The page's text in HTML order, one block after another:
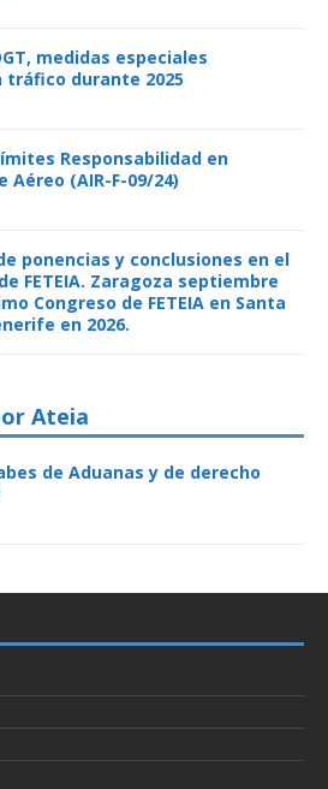
medidas especiales
tráfico durante 2025
Responsabilidad en
Aéreo (AIR-F-09/24)
ponencias y conclusiones en el
FETEIA. Zaragoza septiembre
Congreso de FETEIA en Santa
en 2026.
Ateia
de Aduanas y de derecho